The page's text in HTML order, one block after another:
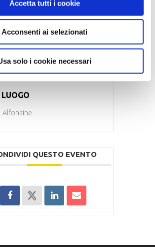
Accetta tutti i cookie
Acconsenti ai selezionati
solo i cookie necessari
Terminato
MAGGIORI INFORMAZIONI
Continua a leggere
LUOGO
Alfonsine
QUESTO EVENTO